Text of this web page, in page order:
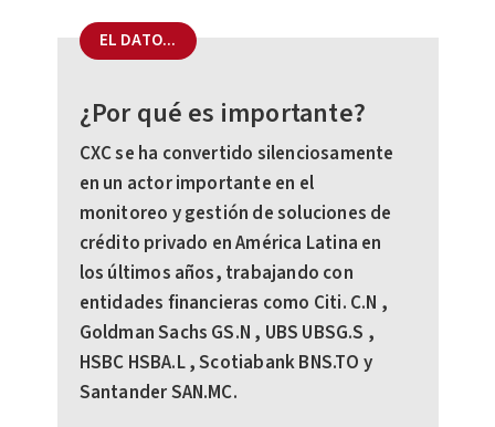
EL DATO...
¿Por qué es importante?
CXC se ha convertido silenciosamente
en un actor importante en el
monitoreo y gestión de soluciones de
crédito privado en América Latina en
los últimos años, trabajando con
entidades financieras como Citi. C.N ,
Goldman Sachs GS.N , UBS UBSG.S ,
HSBC HSBA.L , Scotiabank BNS.TO y
Santander SAN.MC.